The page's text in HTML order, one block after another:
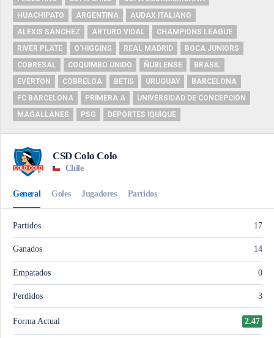
HUACHIPATO
ARGENTINA
AUDAX ITALIANO
ALEXIS SÁNCHEZ
ARTURO VIDAL
CHAMPIONS LEAGUE
RIVER PLATE
O'HIGGINS REAL MADRID
BOCA JUNIORS
COBRESAL
COQUIMBO UNIDO ÑUBLENSE
BRASIL
EVERTON
COBRELOA BETIS URUGUAY
BARCELONA
FC BARCELONA
PRIMERA A
UNIVERSIDAD DE CONCEPCIÓN
MAGALLANES
PSG DEPORTES IQUIQUE